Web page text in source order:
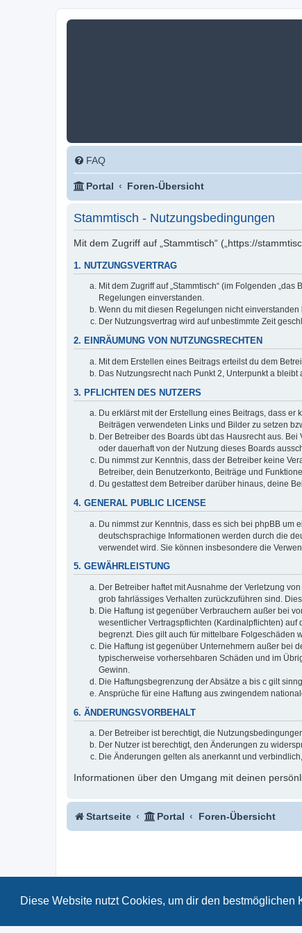
Diese Website nutzt Cookies, um dir den bestmöglichen
FAQ
Portal Foren-Übersicht
Stammtisch - Nutzungsbedingungen
Mit dem Zugriff auf „Stammtisch“ („https://
1. NUTZUNGSVERTRAG
Mit dem Zugriff auf „Stammtisch“ (im Folgenden
Regelungen einverstanden.
Wenn du mit diesen Regelungen nicht
Der Nutzungsvertrag wird auf unbestimmte Zeit
2. EINRÄUMUNG VON NUTZUNGSRECHTEN
Mit dem Erstellen eines Beitrags erteilst du dem
Das Nutzungsrecht nach Punkt 2, Unterpunkt a
3. PFLICHTEN DES NUTZERS
Du erklärst mit der Erstellung eines Beitrags, dass
Beiträgen verwendeten Links und Bilder zu setzen
Der Betreiber des Boards übt das Hausrecht aus.
oder dauerhaft von der Nutzung dieses Boards
Du nimmst zur Kenntnis, dass der Betreiber keine
Betreiber, dein Benutzerkonto, Beiträge und
Du gestattest dem Betreiber darüber hinaus, deine
4. GENERAL PUBLIC LICENSE
Du nimmst zur Kenntnis, dass es sich bei phpBB um
deutschsprachige Informationen werden durch die
verwendet wird. Sie können insbesondere die
5. GEWÄHRLEISTUNG
Der Betreiber haftet mit Ausnahme der Verletzung
grob fahrlässiges Verhalten zurückzuführen sind.
Die Haftung ist gegenüber Verbrauchern außer bei
wesentlicher Vertragspflichten (Kardinalpflichten)
begrenzt. Dies gilt auch für mittelbare Folgeschäden
Die Haftung ist gegenüber Unternehmern außer bei
typischerweise vorhersehbaren Schäden und im
Gewinn.
Die Haftungsbegrenzung der Absätze a bis c gilt
Ansprüche für eine Haftung aus zwingendem
6. ÄNDERUNGSVORBEHALT
Der Betreiber ist berechtigt, die
Der Nutzer ist berechtigt, den Änderungen zu
Die Änderungen gelten als anerkannt und
Informationen über den Umgang mit deinen
Startseite Portal Foren-Übersicht